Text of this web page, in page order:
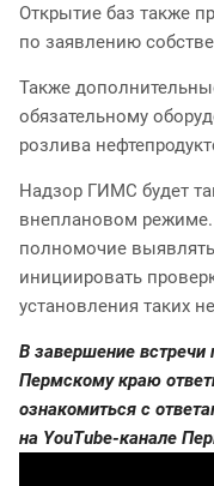
Открытие баз также
по заявлению
Также
обязательному
розлива
Надзор ГИМС будет
внеплановом
полномочие
инициировать
установления таких
В завершение
Пермскому краю
ознакомиться с
на YouTube-канале